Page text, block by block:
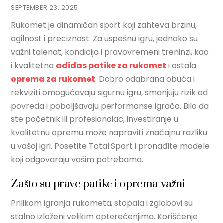
SEPTEMBER 23, 2025
Rukomet je dinamičan sport koji zahteva brzinu,
agilnost i preciznost. Za uspešnu igru, jednako su
važni talenat, kondicija i pravovremeni treninzi, kao
i kvalitetna adidas patike za rukomet i ostala
oprema za rukomet. Dobro odabrana obuća i
rekviziti omogućavaju sigurnu igru, smanjuju rizik od
povreda i poboljšavaju performanse igrača. Bilo da
ste početnik ili profesionalac, investiranje u
kvalitetnu opremu može napraviti značajnu razliku
u vašoj igri. Posetite Total Sport i pronađite modele
koji odgovaraju vašim potrebama.
Zašto su prave patike i oprema važni
Prilikom igranja rukometa, stopala i zglobovi su
stalno izloženi velikim opterećenjima. Korišćenje